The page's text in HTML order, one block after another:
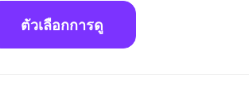
ตัวเลือกการดู